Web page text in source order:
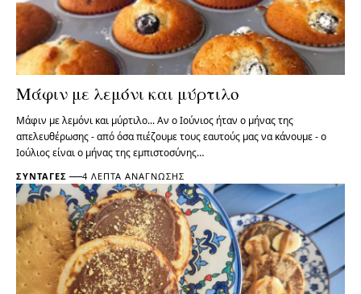
Μάφιν με λεμόνι και μύρτιλο
Μάφιν με λεμόνι και μύρτιλο... Αν ο Ιούνιος ήταν ο μήνας της
απελευθέρωσης - από όσα πιέζουμε τους εαυτούς μας να κάνουμε - ο
Ιούλιος είναι ο μήνας της εμπιστοσύνης…
ΣΥΝΤΑΓΈΣ 4 ΛΕΠΤΆ ΑΝΆΓΝΩΣΗΣ